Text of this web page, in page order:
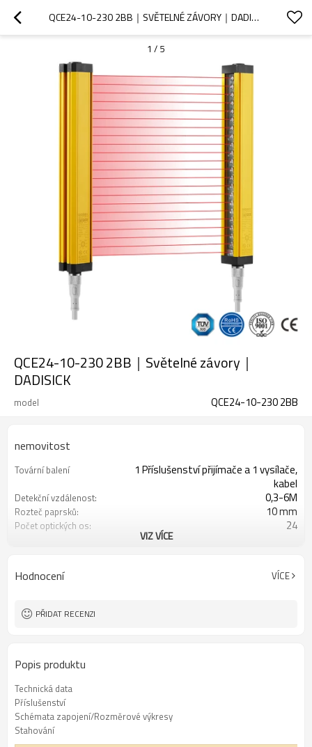
QCE24-10-230 2BB｜SVĚTELNÉ ZÁVORY｜DADISICK
1 / 5
QCE24-10-230 2BB｜Světelné závory｜
DADISICK
model QCE24-10-230 2BB
nemovitost
Tovární balení
1 Příslušenství přijímače a 1 vysílače,
kabel
Detekční vzdálenost: 0,3-6M
Rozteč paprsků: 10 mm
Počet optických os: 24
Zástrčka rozhraní Vybaveno konektorem M12
Osvědčení:
VIZ VÍCE
Hodnocení VÍCE
PŘIDAT RECENZI
Popis produktu
Technická data
Příslušenství
Schémata zapojení/Rozměrové výkresy
Stahování